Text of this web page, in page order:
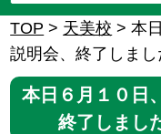
TOP > 天美校 >本
説明会、終了しまし
本日６月１０日
終了しまし